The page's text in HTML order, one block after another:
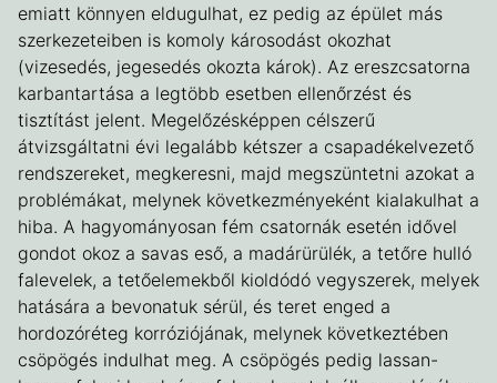
emiatt könnyen eldugulhat, ez pedig az épület más
szerkezeteiben is komoly károsodást okozhat
(vizesedés, jegesedés okozta károk). Az ereszcsatorna
karbantartása a legtöbb esetben ellenőrzést és
tisztítást jelent. Megelőzésképpen célszerű
átvizsgáltatni évi legalább kétszer a csapadékelvezető
rendszereket, megkeresni, majd megszüntetni azokat a
problémákat, melynek következményeként kialakulhat a
hiba. A hagyományosan fém csatornák esetén idővel
gondot okoz a savas eső, a madárürülék, a tetőre hulló
falevelek, a tetőelemekből kioldódó vegyszerek, melyek
hatására a bevonatuk sérül, és teret enged a
hordozóréteg korróziójának, melynek következtében
csöpögés indulhat meg. A csöpögés pedig lassan-